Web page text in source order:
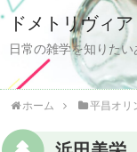
ドメトリヴィア
日常の雑学を知りた
ホーム 平昌オリ